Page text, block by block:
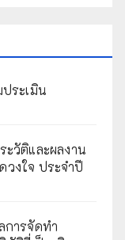
ระเมิน
ะวัติและผลงาน
วงใจ ประจำปี
การจัดทำ